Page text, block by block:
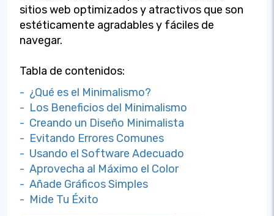
sitios web optimizados y atractivos que son
estéticamente agradables y fáciles de
navegar.
Tabla de contenidos:
- ¿Qué es el Minimalismo?
- Los Beneficios del Minimalismo
- Creando un Diseño Minimalista
- Evitando Errores Comunes
- Usando el Software Adecuado
- Aprovecha al Máximo el Color
- Añade Gráficos Simples
- Mide Tu Éxito